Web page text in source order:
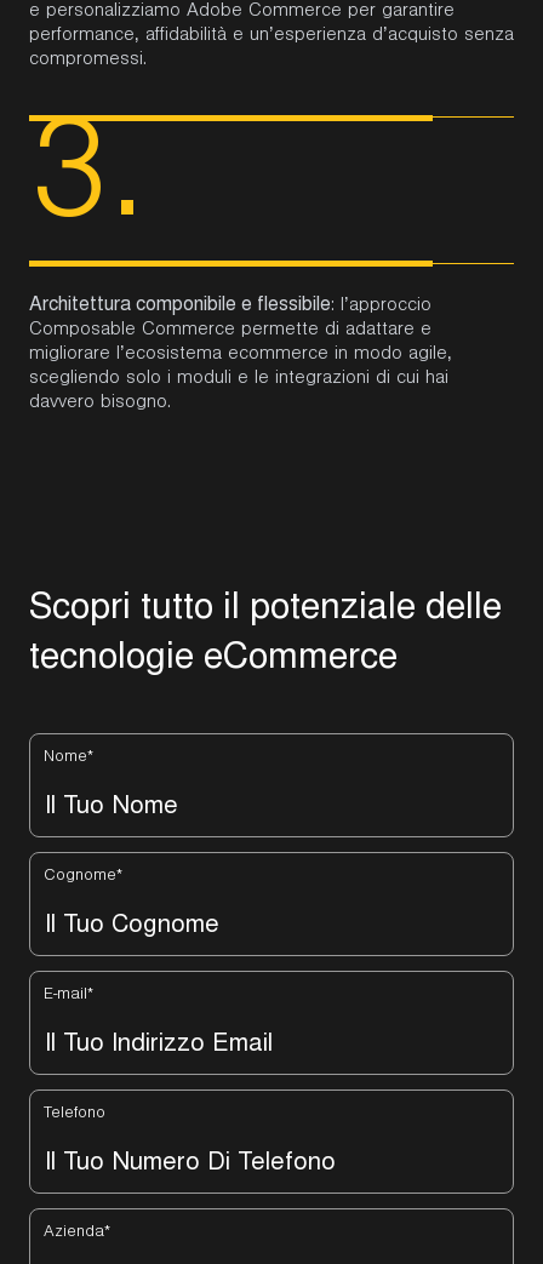
e personalizziamo Adobe Commerce per garantire
performance, affidabilità e un’esperienza d’acquisto senza
compromessi.
3.
Architettura componibile e flessibile: l’approccio
Composable Commerce permette di adattare e
migliorare l’ecosistema ecommerce in modo agile,
scegliendo solo i moduli e le integrazioni di cui hai
davvero bisogno.
Scopri tutto il potenziale delle
tecnologie eCommerce
Nome*
Cognome*
E-mail*
Telefono
Azienda*